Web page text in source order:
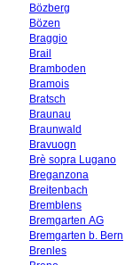
Bözberg
Bözen
Braggio
Brail
Bramboden
Bramois
Bratsch
Braunau
Braunwald
Bravuogn
Brè sopra Lugano
Breganzona
Breitenbach
Bremblens
Bremgarten AG
Bremgarten b. Bern
Brenles